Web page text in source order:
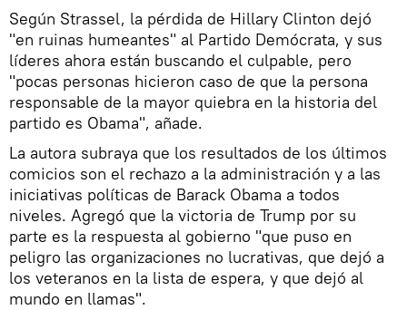
Según Strassel, la pérdida de Hillary Clinton dejó
"en ruinas humeantes" al Partido Demócrata, y sus
líderes ahora están buscando el culpable, pero
"pocas personas hicieron caso de que la persona
responsable de la mayor quiebra en la historia del
partido es Obama", añade.
La autora subraya que los resultados de los últimos
comicios son el rechazo a la administración y a las
iniciativas políticas de Barack Obama a todos
niveles. Agregó que la victoria de Trump por su
parte es la respuesta al gobierno "que puso en
peligro las organizaciones no lucrativas, que dejó a
los veteranos en la lista de espera, y que dejó al
mundo en llamas".